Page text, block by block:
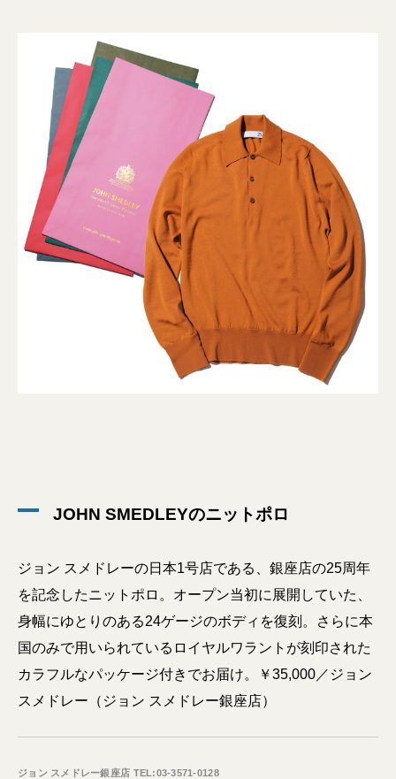
JOHN SMEDLEYのニットポロ
ジョン スメドレーの日本1号店である、銀座店の25周年
を記念したニットポロ。オープン当初に展開していた、
身幅にゆとりのある24ゲージのボディを復刻。さらに本
国のみで用いられているロイヤルワラントが刻印された
カラフルなパッケージ付きでお届け。￥35,000／ジョン
スメドレー（ジョン スメドレー銀座店）
ジョン スメドレー銀座店 TEL:03-3571-0128